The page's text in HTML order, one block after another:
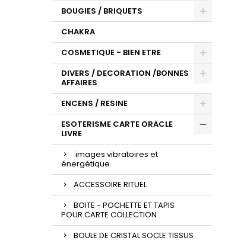
BOUGIES / BRIQUETS
CHAKRA
COSMETIQUE - BIEN ETRE
DIVERS / DECORATION /BONNES
AFFAIRES
ENCENS / RESINE
ESOTERISME CARTE ORACLE
LIVRE
images vibratoires et
énergétique.
ACCESSOIRE RITUEL
BOITE - POCHETTE ET TAPIS
POUR CARTE COLLECTION
BOULE DE CRISTAL SOCLE TISSUS